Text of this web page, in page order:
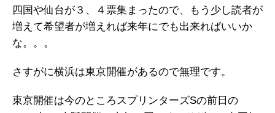
四国や仙台が３、４票集まったので、もう少し読者が
増えて希望者が増えれば来年にでも出来ればいいか
な。。。
さすがに横浜は東京開催があるので無理です。
東京開催は今のところスプリンターズSの前日の